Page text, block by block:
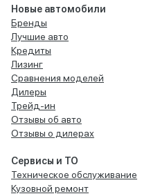
Новые автомобили
Бренды
Лучшие авто
Кредиты
Лизинг
Сравнения моделей
Дилеры
Трейд-ин
Отзывы об авто
Отзывы о дилерах
Сервисы и ТО
Техническое обслуживание
Кузовной ремонт